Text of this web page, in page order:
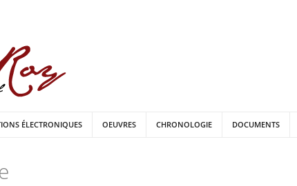
ÉLECTRONIQUES OEUVRES CHRONOLOGIE DOCUMENTS